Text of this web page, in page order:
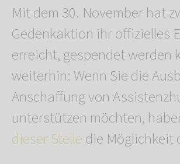
Mit dem 30. November hat
Gedenkaktion ihr offizielles
erreicht, gespendet werden
weiterhin: Wenn Sie die
Anschaffung von
unterstützen möchten,
dieser Stelledie Möglichkeit